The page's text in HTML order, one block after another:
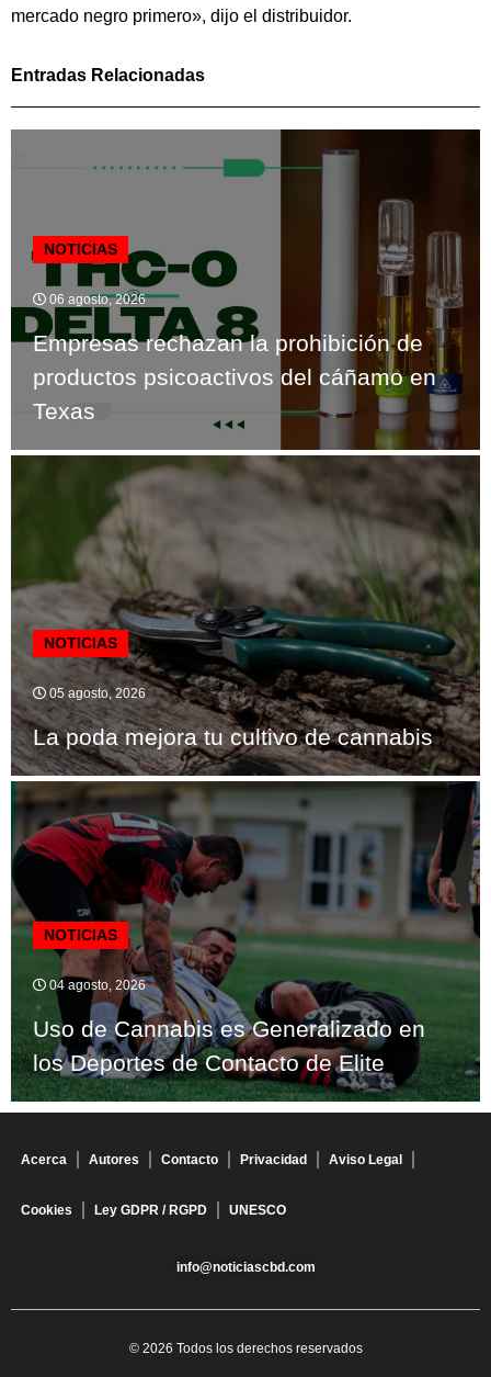
mercado negro primero», dijo el distribuidor.
Entradas Relacionadas
NOTICIAS
06 agosto, 2026
Empresas rechazan la prohibición de
productos psicoactivos del cáñamo en
Texas
NOTICIAS
05 agosto, 2026
La poda mejora tu cultivo de cannabis
NOTICIAS
04 agosto, 2026
Uso de Cannabis es Generalizado en
los Deportes de Contacto de Elite
Acerca Autores Contacto Privacidad Aviso Legal
Cookies Ley GDPR / RGPD UNESCO
info@noticiascbd.com
© 2026 Todos los derechos reservados